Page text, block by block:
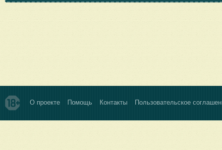
О проекте Помощь Контакты Пользовательское